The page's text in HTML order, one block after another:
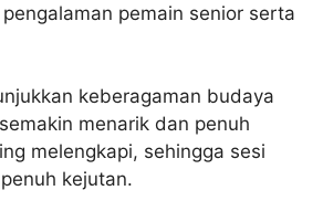
pemain senior serta
keberagaman budaya
menarik dan penuh
melengkapi, sehingga sesi
kejutan.